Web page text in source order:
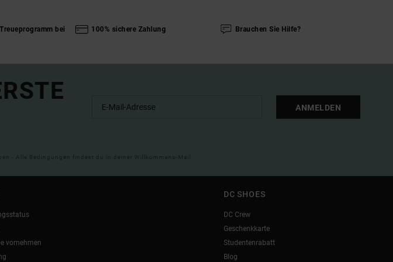
bei 100% sichere Zahlung Brauchen Sie Hilfe?
ANMELDEN
- Alle Bedingungen findest du in deiner Willkommens-Mail
vornehmen
DC SHOES
DC Crew
Geschenkkarte
Studentenrabatt
Blog